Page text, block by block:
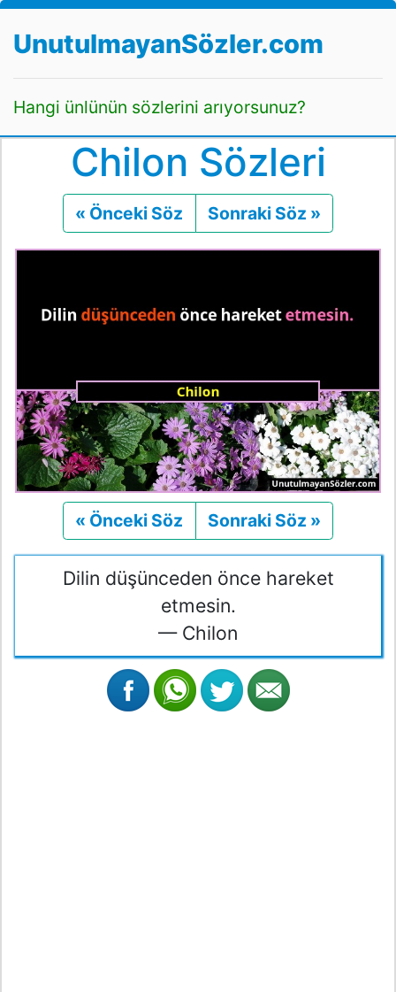
UnutulmayanSözler.com
Hangi ünlünün sözlerini arıyorsunuz?
Chilon Sözleri
« Önceki Söz Önceki
Sonraki Söz »
« Önceki Söz Önceki
Sonraki Söz »
Dilin düşünceden önce hareket
etmesin.
— Chilon